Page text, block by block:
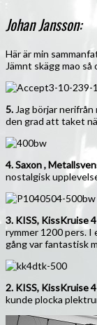
Johan Jansson:
Här är min
Jämnt skägg mao
5. Jag börjar nerifrån
den grad att taket
4. Saxon ,
nostalgisk
3. KISS, KissKruise
rymmer 1200 pers. I
gång var fantastisk
2. KISS, KissKruise
kunde plocka